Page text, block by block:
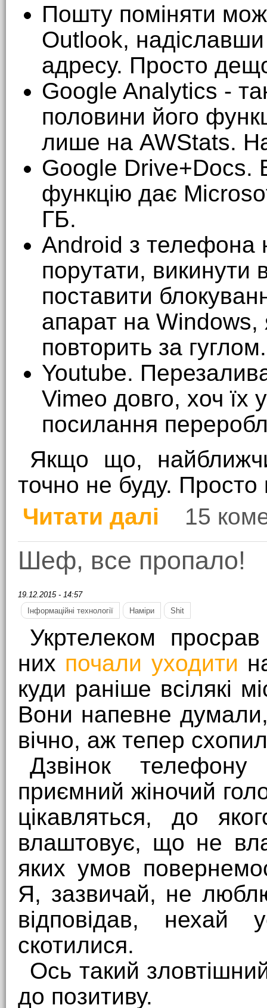
Пошту поміняти
Outlook,
адресу. Просто
Google Analytics -
половини його
лише на AWStats.
Google Drive+Docs.
функцію дає
ГБ.
Android з телефона
порутати, викинути
поставити
апарат на Windows,
повторить за гуглом.
Youtube.
Vimeo довго, хоч їх
посилання
Якщо що,
точно не буду.
Читати далі
про #bangoogle
15
Шеф, все пропало!
19.12.2015 - 14:57
Інформаційні технології
Наміри Shit
Укртелеком
них почали уходити
куди раніше всілякі
Вони напевне
вічно, аж тепер
Дзвінок
приємний жіночий
цікавляться, до
влаштовує, що не
яких умов
Я, зазвичай, не
відповідав, нехай
скотилися.
Ось такий
до позитиву.